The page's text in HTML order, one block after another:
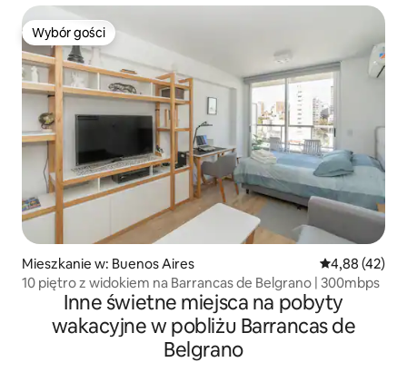
Wybór gości
Wybór gości
Mieszkanie w: Buenos Aires Średnia
4,88 (42)
10 piętro z widokiem na Barrancas de Belgrano | 300mbps
Inne świetne miejsca na pobyty
wakacyjne w pobliżu Barrancas de
Belgrano